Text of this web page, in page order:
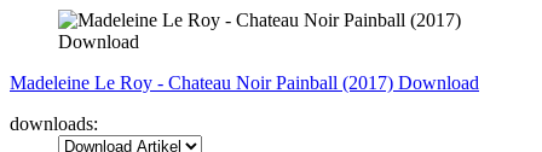
Madeleine Le Roy - Chateau Noir Painball (2017) Download
downloads: